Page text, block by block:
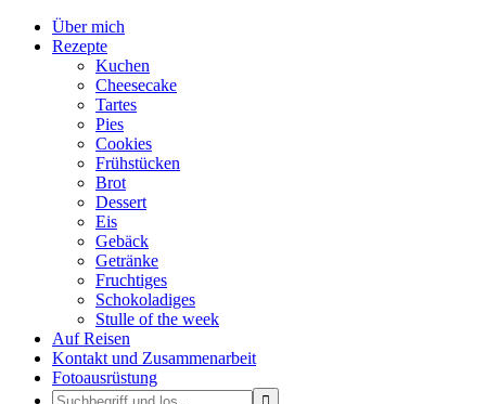
Über mich
Rezepte
Kuchen
Cheesecake
Tartes
Pies
Cookies
Frühstücken
Brot
Dessert
Eis
Gebäck
Getränke
Fruchtiges
Schokoladiges
Stulle of the week
Auf Reisen
Kontakt und Zusammenarbeit
Fotoausrüstung